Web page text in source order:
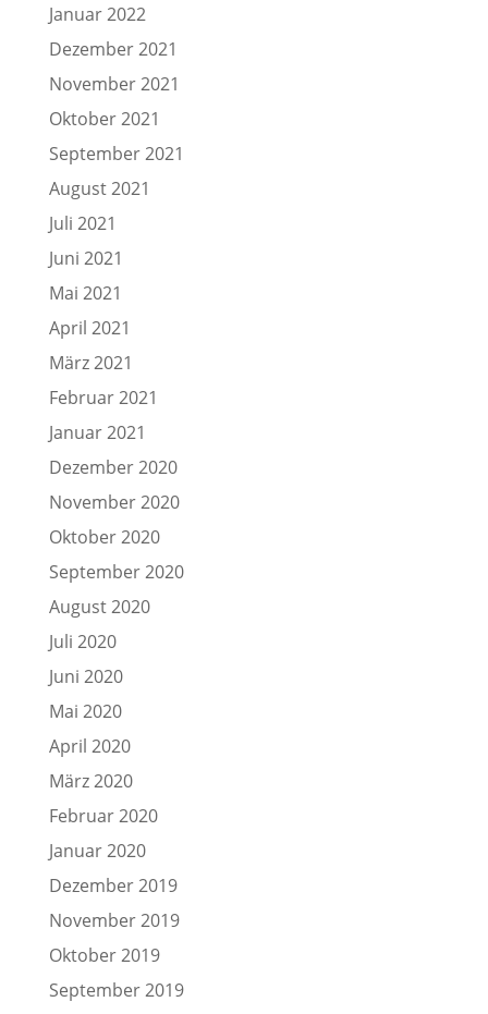
Januar 2022
Dezember 2021
November 2021
Oktober 2021
September 2021
August 2021
Juli 2021
Juni 2021
Mai 2021
April 2021
März 2021
Februar 2021
Januar 2021
Dezember 2020
November 2020
Oktober 2020
September 2020
August 2020
Juli 2020
Juni 2020
Mai 2020
April 2020
März 2020
Februar 2020
Januar 2020
Dezember 2019
November 2019
Oktober 2019
September 2019